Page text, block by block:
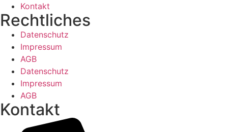
Kontakt
Rechtliches
Datenschutz
Impressum
AGB
Datenschutz
Impressum
AGB
Kontakt